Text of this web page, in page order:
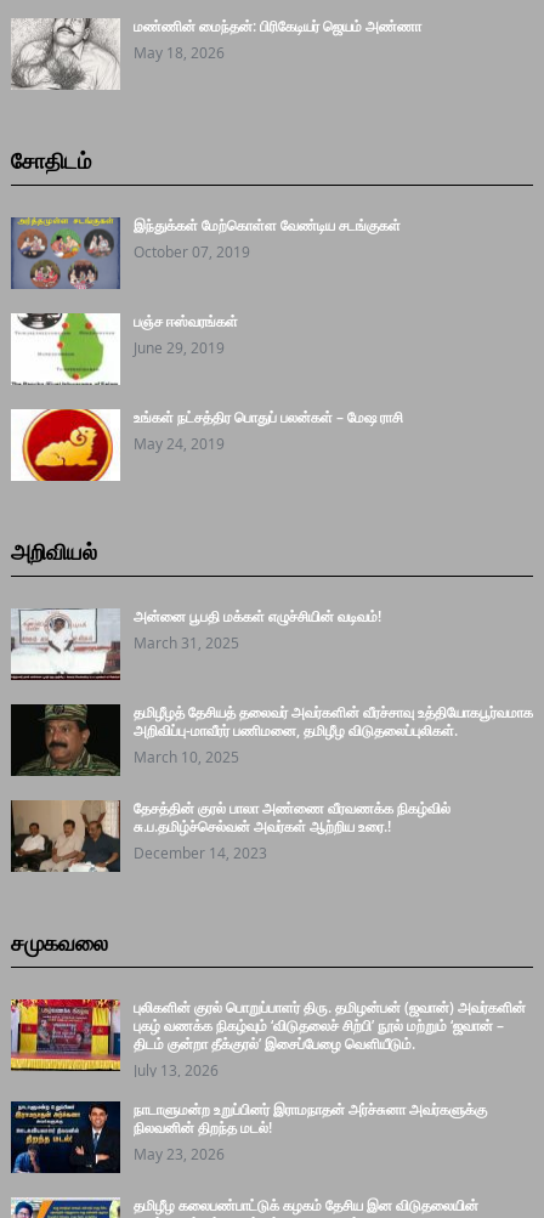
மண்ணின் மைந்தன்: பிரிகேடியர் ஜெயம் அண்ணா
May 18, 2026
சோதிடம்
இந்துக்கள் மேற்கொள்ள வேண்டிய சடங்குகள்
October 07, 2019
பஞ்ச ஈஸ்வரங்கள்
June 29, 2019
உங்கள் நட்சத்திர பொதுப் பலன்கள் – மேஷ ராசி
May 24, 2019
அறிவியல்
அன்னை பூபதி மக்கள் எழுச்சியின் வடிவம்!
March 31, 2025
தமிழீழத் தேசியத் தலைவர் அவர்களின் வீரச்சாவு உத்தியோகபூர்வமாக
அறிவிப்பு-மாவீரர் பணிமனை, தமிழீழ விடுதலைப்புலிகள்.
March 10, 2025
தேசத்தின் குரல் பாலா அண்ணை வீரவணக்க நிகழ்வில்
சு.ப.தமிழ்ச்செல்வன் அவர்கள் ஆற்றிய உரை.!
December 14, 2023
சமுகவலை
புலிகளின் குரல் பொறுப்பாளர் திரு. தமிழன்பன் (ஜவான்) அவர்களின்
புகழ் வணக்க நிகழ்வும் ‘விடுதலைச் சிற்பி’ நூல் மற்றும் ‘ஜவான் –
திடம் குன்றா தீக்குரல்’ இசைப்பேழை வெளியீடும்.
July 13, 2026
நாடாளுமன்ற உறுப்பினர் இராமநாதன் அர்ச்சுனா அவர்களுக்கு
நிலவனின் திறந்த மடல்!
May 23, 2026
தமிழீழ கலைபண்பாட்டுக் கழகம் தேசிய இன விடுதலையின்